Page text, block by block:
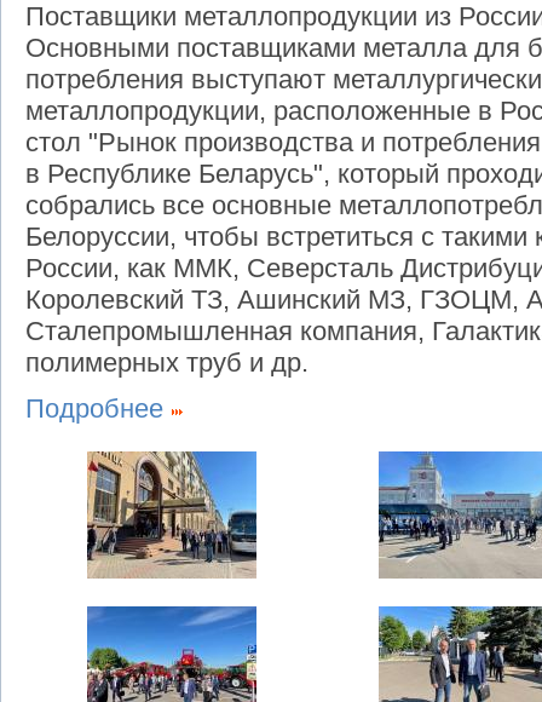
Поставщики металлопродукции из
Основными поставщиками металла для
потребления выступают
металлопродукции, расположенные в
стол "Рынок производства и
в Республике Беларусь", который
собрались все основные
Белоруссии, чтобы встретиться с
России, как ММК, Северсталь
Королевский ТЗ, Ашинский МЗ, ГЗОЦМ,
Сталепромышленная компания,
полимерных труб и др.
Подробнее